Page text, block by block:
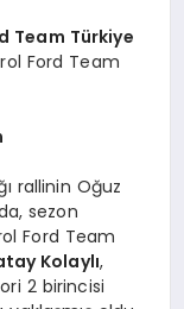
Team Türkiye
Ford Team
rallinin Oğuz
sezon
Ford Team
Kolaylı,
2 birincisi